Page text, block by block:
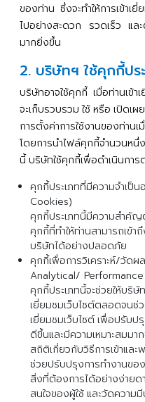
ของท่าน ซึ่งจะทำให้การเข้าเ
ไปอย่างสะดวก
รวดเร็ว แล
มากยิ่งขึ้น
2. บริษัทฯ ใช้คุกกี้ปร
บริษัทอาจใช้คุกกี้ เมื่อท่านเข้
จะเก็บรวบรวม ใช้หรือ เปิดเ
การตั้งค่าการใช้งานของท่าน
โดยการนำไฟล์คุกกี้จำนวนหนึ่
นี้ บริษัทใช้คุกกี้เพื่อดำเนินกา
คุกกี้ประเภทที่มีความจำเป็
Cookies)
คุกกี้ประเภทนี้มีความสำคัญ
คุกกี้ที่ทำให้ท่านสามารถเข้า
บริษัทได้อย่างปลอดภัย
คุกกี้เพื่อการวิเคราะห์/วัดผ
Analytical/
คุกกี้ประเภทนี้จะช่วยให้บริษั
เยี่ยมชมเว็บไซต์ตลอดจนช่
เยี่ยมชมเว็บไซต์เพื่อปรับป
ดีขึ้นและมีความเหมาะสมมา
สถิติเกี่ยวกับวิธีการเข้าแล
ช่วยปรับปรุงการทำงานของ
สิ่งที่ต้องการได้อย่างง่ายด
สนใจของผู้ใช้และวัดความ